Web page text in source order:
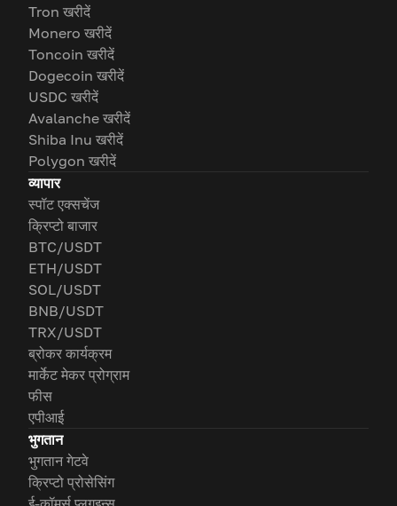
Tron खरीदें
Monero खरीदें
Toncoin खरीदें
Dogecoin खरीदें
USDC खरीदें
Avalanche खरीदें
Shiba Inu खरीदें
Polygon खरीदें
व्यापार
स्पॉट एक्सचेंज
क्रिप्टो बाजार
BTC/USDT
ETH/USDT
SOL/USDT
BNB/USDT
TRX/USDT
ब्रोकर कार्यक्रम
मार्केट मेकर प्रोग्राम
फीस
एपीआई
भुगतान
भुगतान गेटवे
क्रिप्टो प्रोसेसिंग